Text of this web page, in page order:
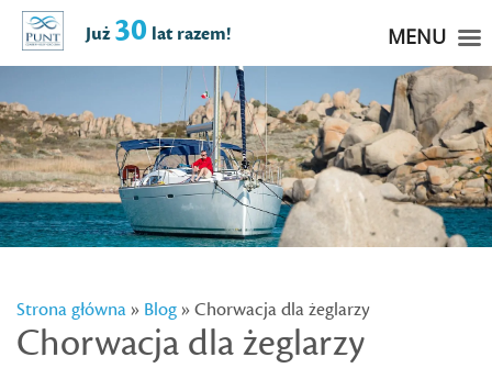
Strona główna» Blog» Chorwacja dla żeglarzy
Chorwacja dla żeglarzy
Już30 lat razem! MENU